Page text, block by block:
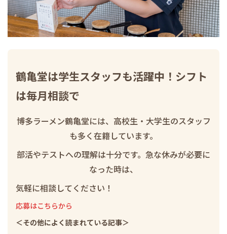
鶴亀堂は学生スタッフも活躍中！シフト
は毎月相談で
博多ラーメン鶴亀堂には、高校生・大学生のスタッフ
も多く在籍しています。
部活やテストへの理解は十分です。急な休みが必要に
なった時は、
気軽に相談してください！
応募はこちらから
＜その他によく読まれている記事＞